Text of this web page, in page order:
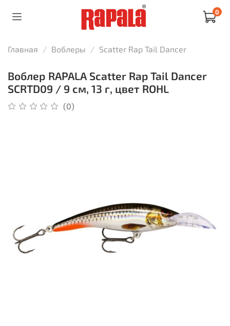
0
Главная Воблеры Scatter Rap Tail Dancer
Воблер RAPALA Scatter Rap Tail Dancer
SCRTD09 / 9 см, 13 г, цвет ROHL
(0)